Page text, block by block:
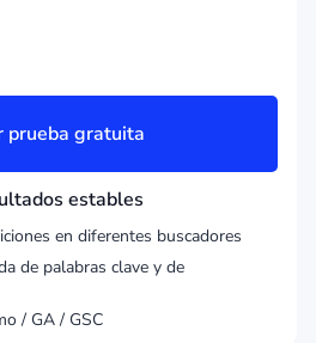
prueba gratuita
estables
en diferentes buscadores
de palabras clave y de
/ GA / GSC